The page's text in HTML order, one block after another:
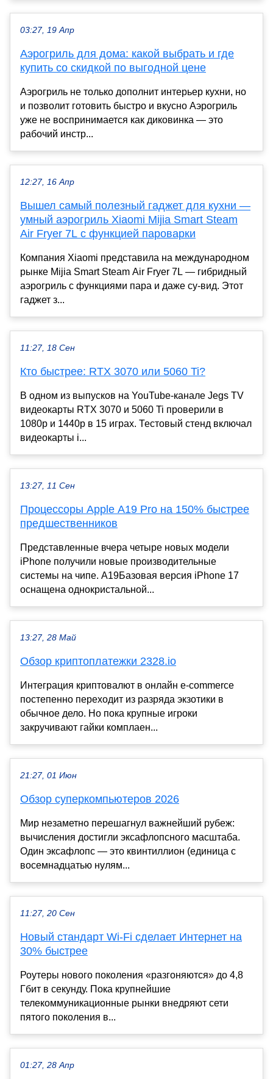
03:27, 19 Апр
Аэрогриль для дома: какой выбрать и где
купить со скидкой по выгодной цене
Аэрогриль не только дополнит интерьер кухни, но
и позволит готовить быстро и вкусно Аэрогриль
уже не воспринимается как диковинка — это
рабочий инстр...
12:27, 16 Апр
Вышел самый полезный гаджет для кухни —
умный аэрогриль Xiaomi Mijia Smart Steam
Air Fryer 7L с функцией пароварки
Компания Xiaomi представила на международном
рынке Mijia Smart Steam Air Fryer 7L — гибридный
аэрогриль с функциями пара и даже су-вид. Этот
гаджет з...
11:27, 18 Сен
Кто быстрее: RTX 3070 или 5060 Ti?
В одном из выпусков на YouTube-канале Jegs TV
видеокарты RTX 3070 и 5060 Ti проверили в
1080р и 1440р в 15 играх. Тестовый стенд включал
видеокарты i...
13:27, 11 Сен
Процессоры Apple A19 Pro на 150% быстрее
предшественников
Представленные вчера четыре новых модели
iPhone получили новые производительные
системы на чипе. A19Базовая версия iPhone 17
оснащена однокристальной...
13:27, 28 Май
Обзор криптоплатежки 2328.io
Интеграция криптовалют в онлайн e-commerce
постепенно переходит из разряда экзотики в
обычное дело. Но пока крупные игроки
закручивают гайки комплаен...
21:27, 01 Июн
Обзор суперкомпьютеров 2026
Мир незаметно перешагнул важнейший рубеж:
вычисления достигли эксафлопсного масштаба.
Один эксафлопс — это квинтиллион (единица с
восемнадцатью нулям...
11:27, 20 Сен
Новый стандарт Wi-Fi сделает Интернет на
30% быстрее
Роутеры нового поколения «разгоняются» до 4,8
Гбит в секунду. Пока крупнейшие
телекоммуникационные рынки внедряют сети
пятого поколения в...
01:27, 28 Апр